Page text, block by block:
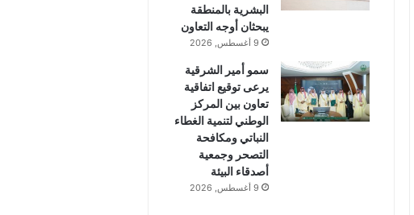
البشرية بالمنطقة
يبحثان أوجه التعاون
9 أغسطس, 2026
سمو أمير الشرقية
يرعى توقيع اتفاقية
تعاون بين المركز
الوطني لتنمية الغطاء
النباتي ومكافحة
التصحر وجمعية
أصدقاء البيئة
9 أغسطس, 2026